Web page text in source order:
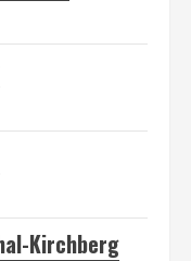
Kirchberg